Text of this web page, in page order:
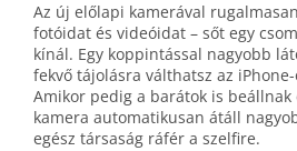
Az új elő­lapi kamerá­val
fotó­i­dat és videó­i­dat – sőt egy
kínál. Egy koppin­tás­sal nagyobb
fekvő tájolás­ra vált­hatsz az
Amikor pedig a barátok is be­áll­nak
kamera auto­mati­ku­san át­áll
egész társa­ság rá­fér a szelfire.